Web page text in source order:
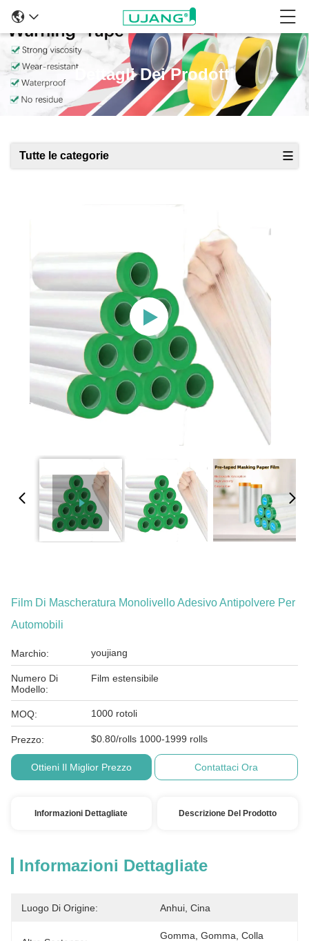
Dettagli Dei Prodotti
Tutte le categorie
Film Di Mascheratura Monolivello Adesivo Antipolvere Per
Automobili
Marchio: youjiang
Numero Di
Modello:
Film estensibile
MOQ: 1000 rotoli
Prezzo: $0.80/rolls 1000-1999 rolls
Ottieni Il Miglior Prezzo Contattaci Ora
Informazioni Dettagliate Descrizione Del Prodotto
Informazioni Dettagliate
Luogo Di Origine: Anhui, Cina
Gomma, Gomma, Colla